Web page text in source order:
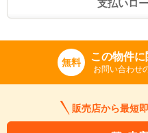
支払いロ
無料 この物件
お問い合わせ
販売店から最短